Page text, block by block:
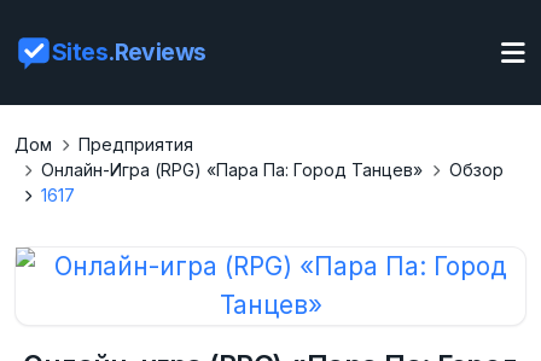
Sites.Reviews
Дом
Предприятия
Онлайн-Игра (RPG) «Пара Па: Город Танцев»
Обзор
1617